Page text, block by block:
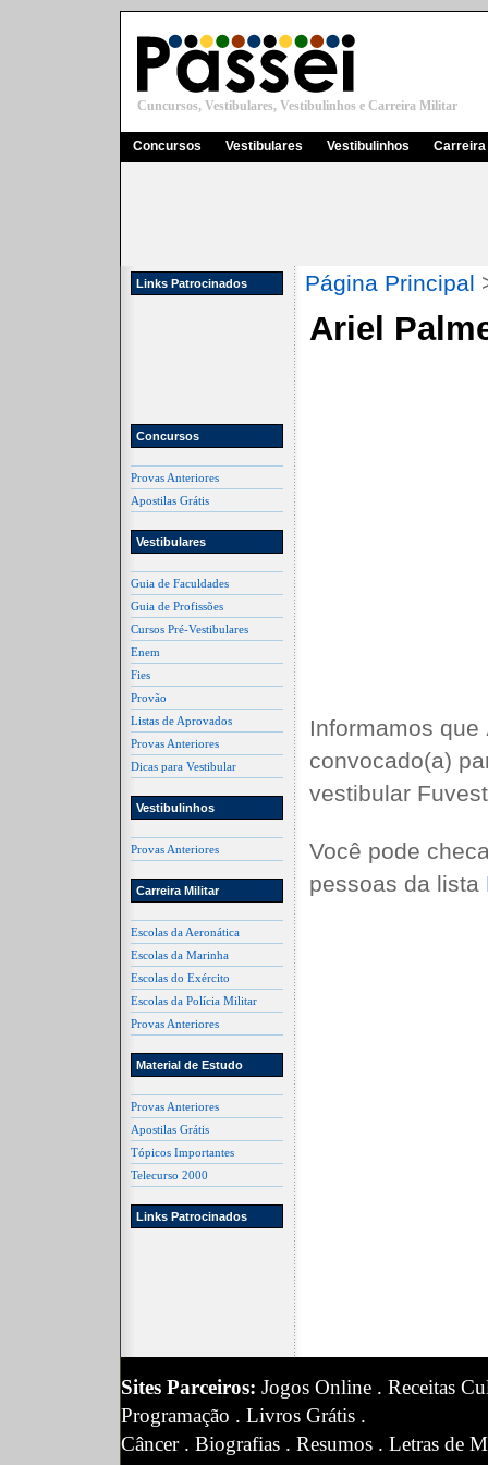
Cuncursos, Vestibulares, Vestibulinhos e Carreira Militar
Concursos Vestibulares Vestibulinhos
Links Patrocinados
Concursos
Provas Anteriores
Apostilas Grátis
Vestibulares
Guia de Faculdades
Guia de Profissões
Cursos Pré-Vestibulares
Enem
Fies
Provão
Listas de Aprovados
Provas Anteriores
Dicas para Vestibular
Vestibulinhos
Provas Anteriores
Carreira Militar
Escolas da Aeronática
Escolas da Marinha
Escolas do Exército
Escolas da Polícia Militar
Provas Anteriores
Material de Estudo
Provas Anteriores
Apostilas Grátis
Tópicos Importantes
Telecurso 2000
Links Patrocinados
Página Principal
Ariel
Informamos que
convocado(a)
vestibular
Você pode
pessoas da lista
Sites Parceiros: Jogos Online . Receitas
Programação . Livros Grátis .
Câncer. Biografias . Resumos . Letras de